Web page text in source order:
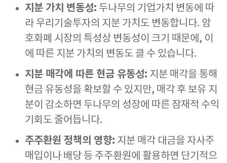
지분 가치 변동성: 두나무의 기업가치 변동에 따
라 우리기술투자의 지분 가치도 변동합니다. 암
호화폐 시장의 특성상 변동성이 크기 때문에, 이
에 따른 지분 가치의 변동도 클 수 있습니다.
지분 매각에 따른 현금 유동성: 지분 매각을 통해
현금 유동성을 확보할 수 있지만, 매각 후 보유 지
분이 감소하면 두나무의 성장에 따른 잠재적 수익
기회도 줄어듭니다.
주주환원 정책의 영향: 지분 매각 대금을 자사주
매입이나 배당 등 주주환원에 활용하면 단기적으